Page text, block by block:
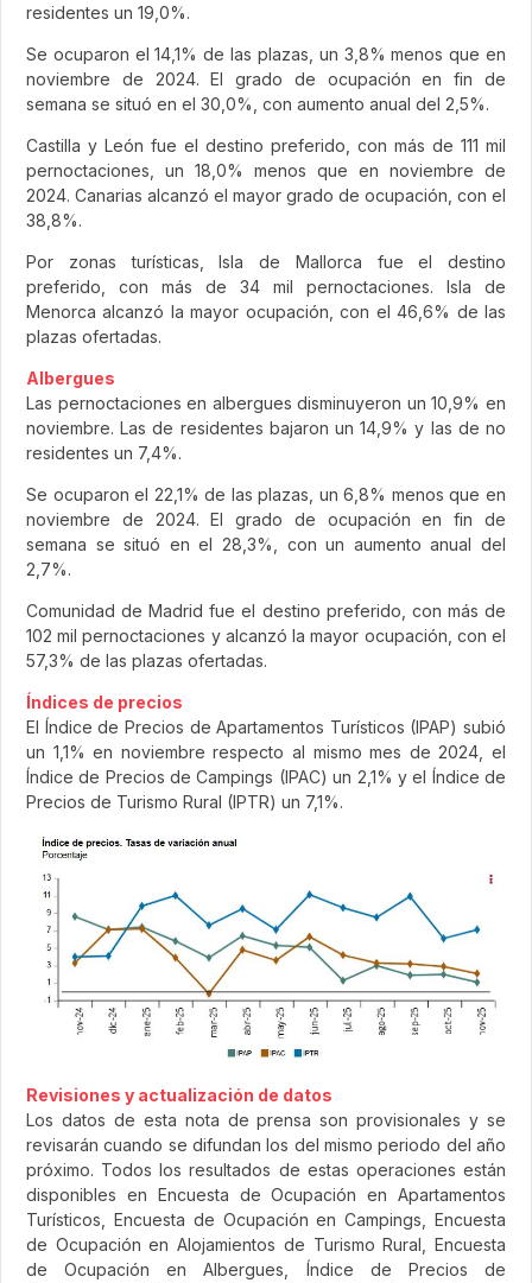
residentes un 19,0%.
Se ocuparon el 14,1% de las plazas, un 3,8% menos que en
noviembre de 2024. El grado de ocupación en fin de
semana se situó en el 30,0%, con aumento anual del 2,5%.
Castilla y León fue el destino preferido, con más de 111 mil
pernoctaciones, un 18,0% menos que en noviembre de
2024. Canarias alcanzó el mayor grado de ocupación, con el
38,8%.
Por zonas turísticas, Isla de Mallorca fue el destino
preferido, con más de 34 mil pernoctaciones. Isla de
Menorca alcanzó la mayor ocupación, con el 46,6% de las
plazas ofertadas.
Albergues
Las pernoctaciones en albergues disminuyeron un 10,9% en
noviembre. Las de residentes bajaron un 14,9% y las de no
residentes un 7,4%.
Se ocuparon el 22,1% de las plazas, un 6,8% menos que en
noviembre de 2024. El grado de ocupación en fin de
semana se situó en el 28,3%, con un aumento anual del
2,7%.
Comunidad de Madrid fue el destino preferido, con más de
102 mil pernoctaciones y alcanzó la mayor ocupación, con el
57,3% de las plazas ofertadas.
Índices de precios
El Índice de Precios de Apartamentos Turísticos (IPAP) subió
un 1,1% en noviembre respecto al mismo mes de 2024, el
Índice de Precios de Campings (IPAC) un 2,1% y el Índice de
Precios de Turismo Rural (IPTR) un 7,1%.
Revisiones y actualización de datos
Los datos de esta nota de prensa son provisionales y se
revisarán cuando se difundan los del mismo periodo del año
próximo. Todos los resultados de estas operaciones están
disponibles en Encuesta de Ocupación en Apartamentos
Turísticos, Encuesta de Ocupación en Campings, Encuesta
de Ocupación en Alojamientos de Turismo Rural, Encuesta
de Ocupación en Albergues, Índice de Precios de